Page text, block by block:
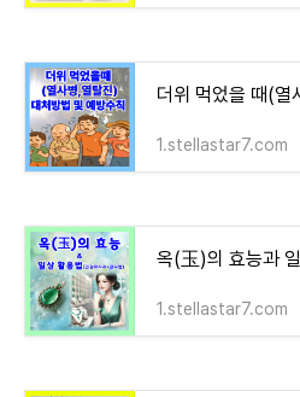
1.stellastar7.com
1.stellastar7.com